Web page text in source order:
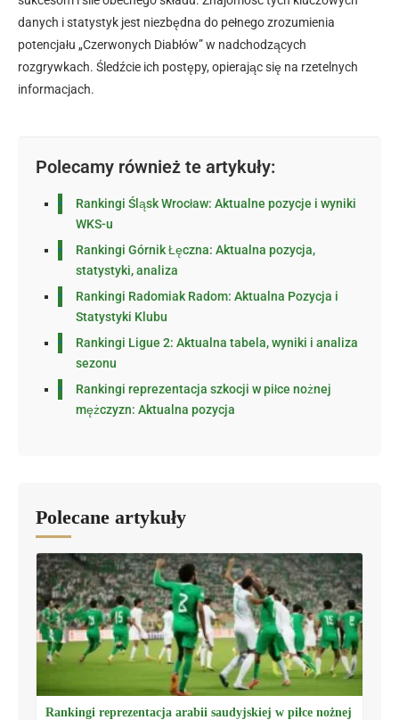
danych i statystyk jest niezbędna do pełnego zrozumienia
potencjału „Czerwonych Diabłów” w nadchodzących
rozgrywkach. Śledźcie ich postępy, opierając się na rzetelnych
informacjach.
Polecamy również te artykuły:
Rankingi Śląsk Wrocław: Aktualne pozycje i wyniki
WKS-u
Rankingi Górnik Łęczna: Aktualna pozycja,
statystyki, analiza
Rankingi Radomiak Radom: Aktualna Pozycja i
Statystyki Klubu
Rankingi Ligue 2: Aktualna tabela, wyniki i analiza
sezonu
Rankingi reprezentacja szkocji w piłce nożnej
mężczyzn: Aktualna pozycja
Polecane artykuły
Rankingi reprezentacja arabii saudyjskiej w piłce nożnej